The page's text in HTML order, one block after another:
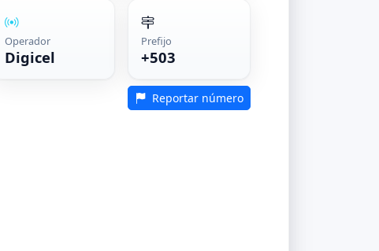
Operador
Digicel
Prefijo
+503
Reportar número